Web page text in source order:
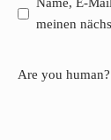
Name, E-
meinen
Are you